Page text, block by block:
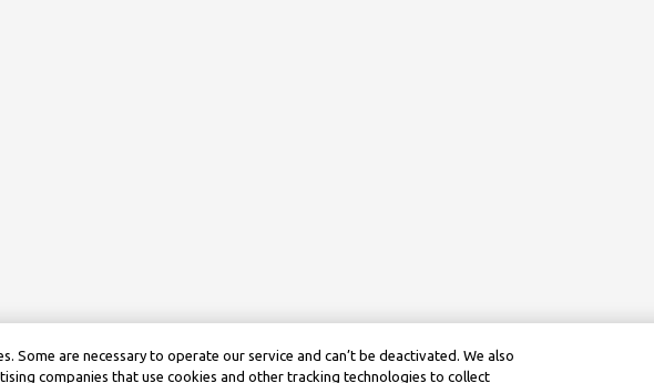
Some are necessary to operate our service and can’t be deactivated. We also
companies that use cookies and other tracking technologies to collect